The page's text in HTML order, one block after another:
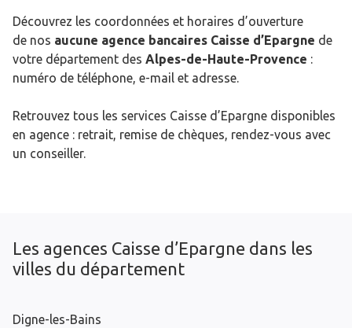
Découvrez les coordonnées et horaires d’ouverture
de nos aucune agence bancaires Caisse d’Epargne de
votre département des Alpes-de-Haute-Provence :
numéro de téléphone, e-mail et adresse.
Retrouvez tous les services Caisse d’Epargne disponibles
en agence : retrait, remise de chèques, rendez-vous avec
un conseiller.
Les agences Caisse d’Epargne dans les
villes du département
Digne-les-Bains